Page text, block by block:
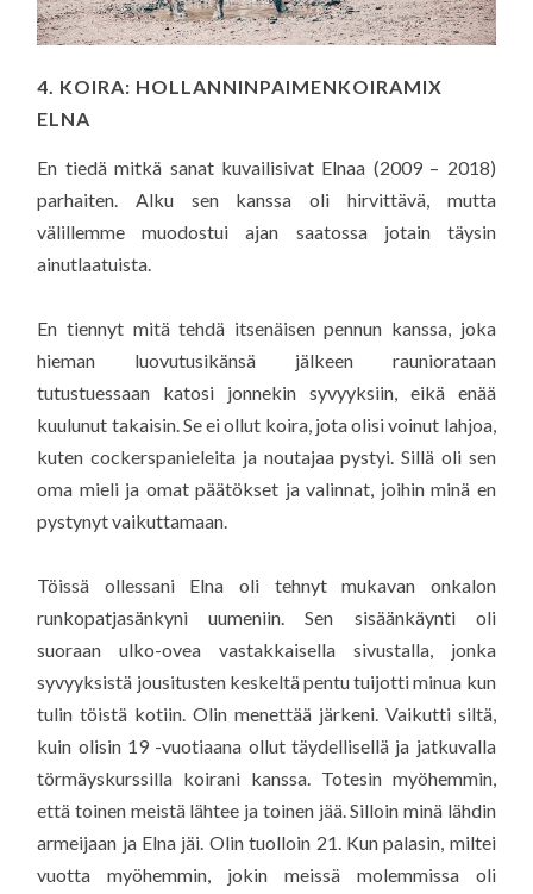
4. KOIRA: HOLLANNINPAIMENKOIRAMIX
ELNA
En tiedä mitkä sanat kuvailisivat Elnaa (2009 – 2018)
parhaiten. Alku sen kanssa oli hirvittävä, mutta
välillemme muodostui ajan saatossa jotain täysin
ainutlaatuista.
En tiennyt mitä tehdä itsenäisen pennun kanssa, joka
hieman luovutusikänsä jälkeen rauniorataan
tutustuessaan katosi jonnekin syvyyksiin, eikä enää
kuulunut takaisin. Se ei ollut koira, jota olisi voinut lahjoa,
kuten cockerspanieleita ja noutajaa pystyi. Sillä oli sen
oma mieli ja omat päätökset ja valinnat, joihin minä en
pystynyt vaikuttamaan.
Töissä ollessani Elna oli tehnyt mukavan onkalon
runkopatjasänkyni uumeniin. Sen sisäänkäynti oli
suoraan ulko-ovea vastakkaisella sivustalla, jonka
syvyyksistä jousitusten keskeltä pentu tuijotti minua kun
tulin töistä kotiin. Olin menettää järkeni. Vaikutti siltä,
kuin olisin 19 -vuotiaana ollut täydellisellä ja jatkuvalla
törmäyskurssilla koirani kanssa. Totesin myöhemmin,
että toinen meistä lähtee ja toinen jää. Silloin minä lähdin
armeijaan ja Elna jäi. Olin tuolloin 21. Kun palasin, miltei
vuotta myöhemmin, jokin meissä molemmissa oli